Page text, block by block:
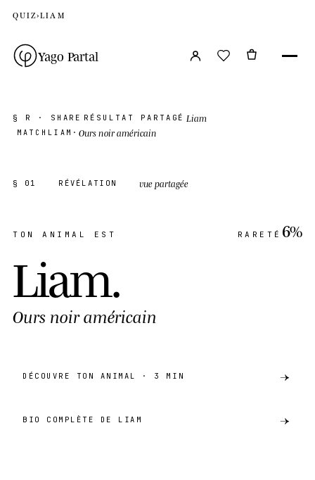
QUIZ›LIAM
Yago Partal
§ R · SHARE RÉSULTAT PARTAGÉ Liam
MATCH LIAM ·Ours noir américain
§ 01 RÉVÉLATION vue partagée
TON ANIMAL EST RARETÉ 6%
Liam.
Ours noir américain
DÉCOUVRE TON ANIMAL · 3 MIN
BIO COMPLÈTE DE LIAM